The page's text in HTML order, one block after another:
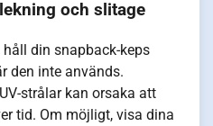
och slitage
din snapback-keps
den inte används.
strålar kan orsaka att
tid. Om möjligt, visa dina